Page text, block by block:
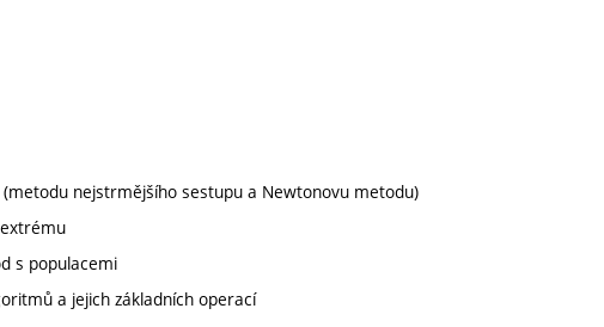
nejstrmějšího sestupu a Newtonovu metodu)
s populacemi
a jejich základních operací